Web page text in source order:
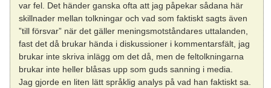
var fel. Det händer ganska ofta att jag påpekar sådana här
skillnader mellan tolkningar och vad som faktiskt sagts även
”till försvar” när det gäller meningsmotståndares uttalanden,
fast det då brukar hända i diskussioner i kommentarsfält, jag
brukar inte skriva inlägg om det då, men de feltolkningarna
brukar inte heller blåsas upp som guds sanning i media.
Jag gjorde en liten lätt språklig analys på vad han faktiskt sa.